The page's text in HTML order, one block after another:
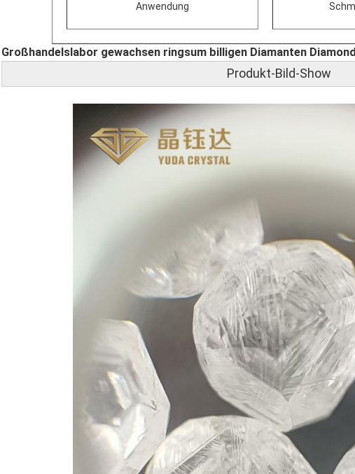
Anwendung
Großhandelslabor gewachsen ringsum billigen Diamanten
Produkt-Bild-Show